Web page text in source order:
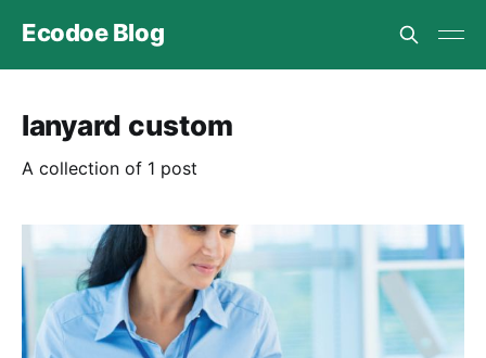
Ecodoe Blog
lanyard custom
A collection of 1 post